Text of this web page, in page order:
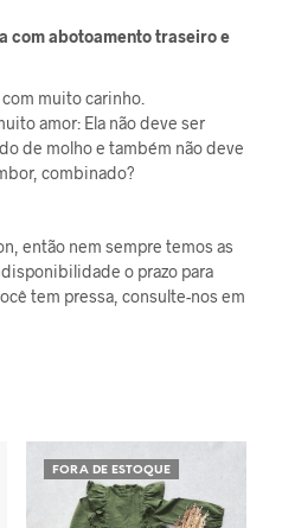
com abotoamento traseiro e
muito carinho.
amor: Ela não deve ser
de molho e também não deve
combinado?
então nem sempre temos as
o prazo para
tem pressa, consulte-nos em
FORA DE ESTOQUE